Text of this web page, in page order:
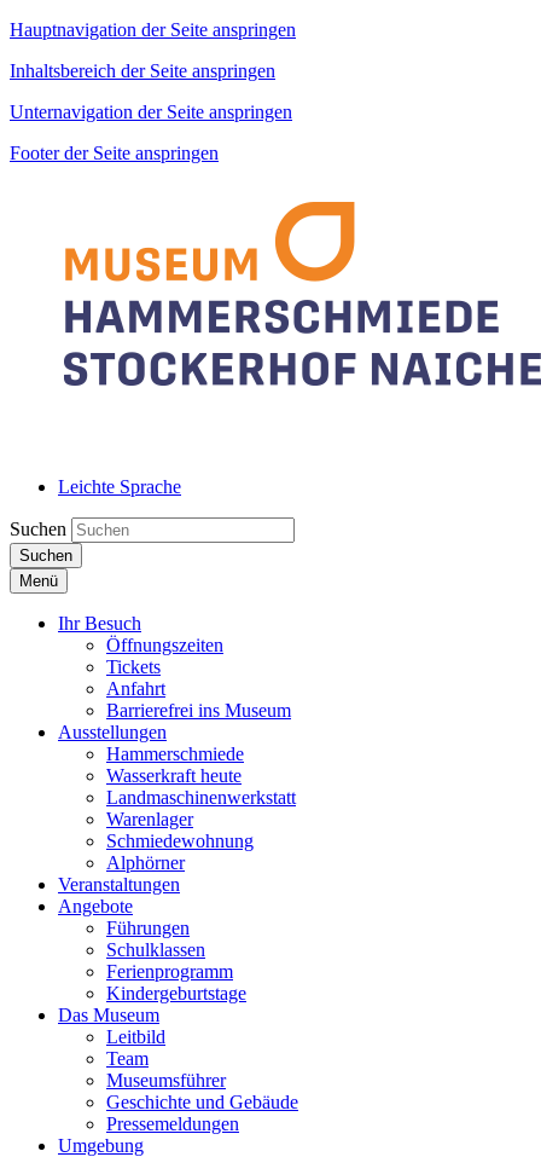
Hauptnavigation der Seite anspringen
Inhaltsbereich der Seite anspringen
Unternavigation der Seite anspringen
Footer der Seite anspringen
Leichte Sprache
Suchen
Suchen
Menü
Ihr Besuch
Öffnungszeiten
Tickets
Anfahrt
Barrierefrei ins Museum
Ausstellungen
Hammerschmiede
Wasserkraft heute
Landmaschinenwerkstatt
Warenlager
Schmiedewohnung
Alphörner
Veranstaltungen
Angebote
Führungen
Schulklassen
Ferienprogramm
Kindergeburtstage
Das Museum
Leitbild
Team
Museumsführer
Geschichte und Gebäude
Pressemeldungen
Umgebung